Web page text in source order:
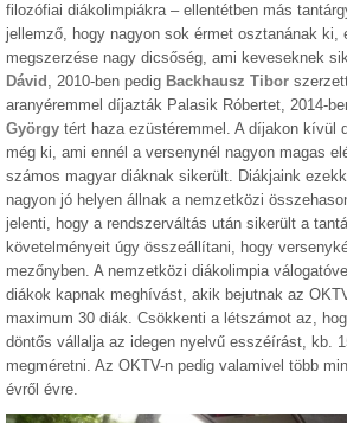
filozófiai diákolimpiákra – ellentétben más
jellemző, hogy nagyon sok érmet osztanának ki,
megszerzése nagy dicsőség, ami keveseknek
Dávid , 2010-ben pedig Backhausz Tibor
aranyéremmel díjazták Palasik Róbertet, 2014-
György tért haza ezüstéremmel. A díjakon kívül
még ki, ami ennél a versenynél nagyon magas
számos magyar diáknak sikerült. Diákjaink
nagyon jó helyen állnak a nemzetközi
jelenti, hogy a rendszerváltás után sikerült a
követelményeit úgy összeállítani, hogy
mezőnyben. A nemzetközi diákolimpia
diákok kapnak meghívást, akik bejutnak az
maximum 30 diák. Csökkenti a létszámot az,
döntős vállalja az idegen nyelvű esszéírást, kb.
megméretni. Az OKTV-n pedig valamivel több
évről évre.